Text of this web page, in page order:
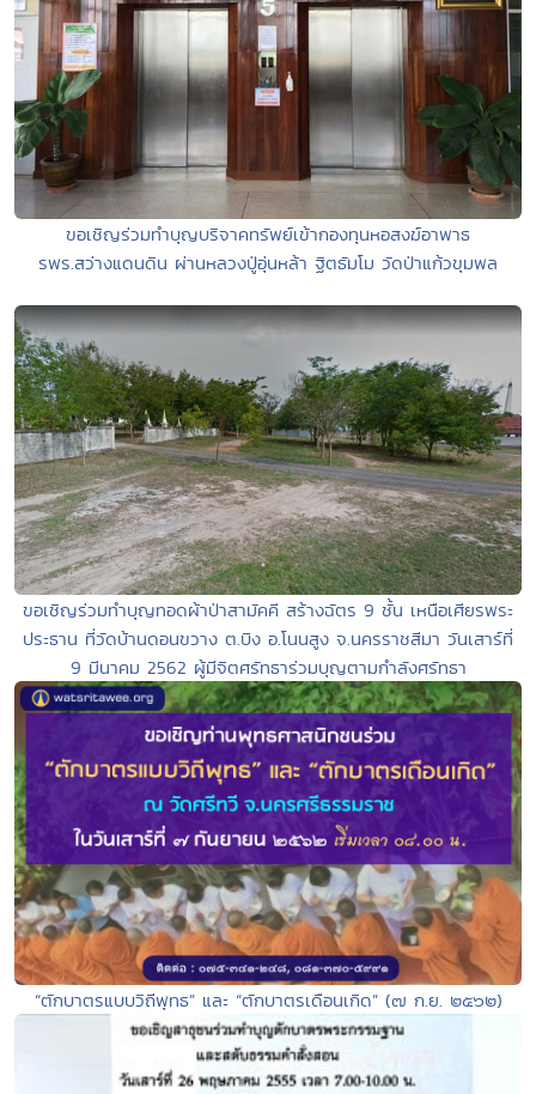
ขอเชิญร่วมทำบุญบริจาคทรัพย์เข้ากองทุนหอสงฆ์อาพาธ
รพร.สว่างแดนดิน ผ่านหลวงปู่อุ่นหล้า ฐิตธัมโม วัดป่าแก้วขุมพล
ขอเชิญร่วมทำบุญทอดผ้าป่าสามัคคี สร้างฉัตร 9 ชั้น เหนือเศียรพระ
ประธาน ที่วัดบ้านดอนขวาง ต.บิง อ.โนนสูง จ.นครราชสีมา วันเสาร์ที่
9 มีนาคม 2562 ผู้มีจิตศรัทธาร่วมบุญตามกำลังศรัทธา
“ตักบาตรแบบวิถีพุทธ” และ “ตักบาตรเดือนเกิด” (๗ ก.ย. ๒๕๖๒)